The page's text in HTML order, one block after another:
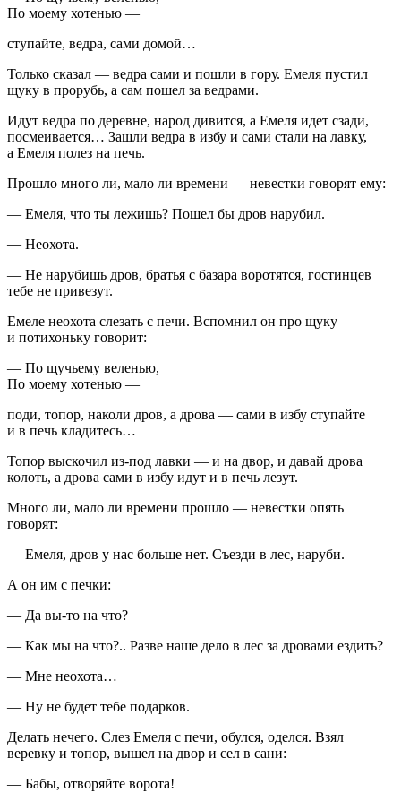
По моему хотенью —
ступайте, ведра, сами домой…
Только сказал — ведра сами и пошли в гору. Емеля пустил
щуку в прорубь, а сам пошел за ведрами.
Идут ведра по деревне, народ дивится, а Емеля идет сзади,
посмеивается… Зашли ведра в избу и сами стали на лавку,
а Емеля полез на печь.
Прошло много ли, мало ли времени — невестки говорят ему:
— Емеля, что ты лежишь? Пошел бы дров нарубил.
— Неохота.
— Не нарубишь дров, братья с базара воротятся, гостинцев
тебе не привезут.
Емеле неохота слезать с печи. Вспомнил он про щуку
и потихоньку говорит:
— По щучьему веленью,
По моему хотенью —
поди, топор, наколи дров, а дрова — сами в избу ступайте
и в печь кладитесь…
Топор выскочил из-под лавки — и на двор, и давай дрова
колоть, а дрова сами в избу идут и в печь лезут.
Много ли, мало ли времени прошло — невестки опять
говорят:
— Емеля, дров у нас больше нет. Съезди в лес, наруби.
А он им с печки:
— Да вы-то на что?
— Как мы на что?.. Разве наше дело в лес за дровами ездить?
— Мне неохота…
— Ну не будет тебе подарков.
Делать нечего. Слез Емеля с печи, обулся, оделся. Взял
веревку и топор, вышел на двор и сел в сани:
— Бабы, отворяйте ворота!